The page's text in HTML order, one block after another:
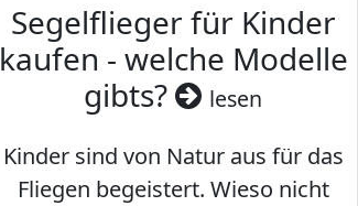
Segelflieger für Kinder
kaufen - welche Modelle
gibts?
lesen
Kinder sind von Natur aus für das
Fliegen begeistert. Wieso nicht